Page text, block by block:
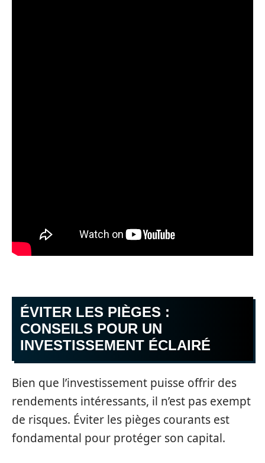
ÉVITER LES PIÈGES :
CONSEILS POUR UN
INVESTISSEMENT ÉCLAIRÉ
Bien que l’investissement puisse offrir des
rendements intéressants, il n’est pas exempt
de risques. Éviter les pièges courants est
fondamental pour protéger son capital.